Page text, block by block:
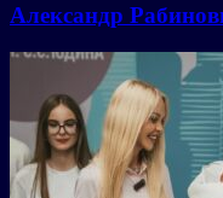
Александр